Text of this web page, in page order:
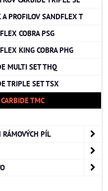
PROFILOV SANDFLEX T
COBRA PSG
KING COBRA PHG
MULTI SET THQ
TRIPLE SET TSX
TMC
RÁMOVÝCH PÍL